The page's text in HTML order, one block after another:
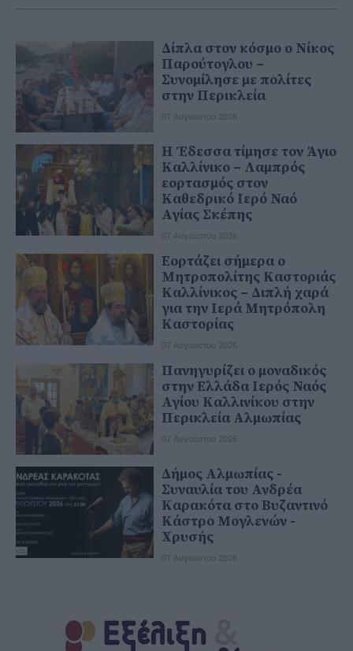
Δίπλα στον κόσμο ο Νίκος
Παρούτογλου –
Συνομίλησε με πολίτες
στην Περικλεία
07 Αυγούστου 2026
Η Έδεσσα τίμησε τον Άγιο
Καλλίνικο – Λαμπρός
εορτασμός στον
Καθεδρικό Ιερό Ναό
Αγίας Σκέπης
07 Αυγούστου 2026
Εορτάζει σήμερα ο
Μητροπολίτης Καστοριάς
Καλλίνικος – Διπλή χαρά
για την Ιερά Μητρόπολη
Καστορίας
07 Αυγούστου 2026
Πανηγυρίζει ο μοναδικός
στην Ελλάδα Ιερός Ναός
Αγίου Καλλινίκου στην
Περικλεία Αλμωπίας
07 Αυγούστου 2026
Δήμος Αλμωπίας -
Συναυλία του Ανδρέα
Καρακότα στο Βυζαντινό
Κάστρο Μογλενών -
Χρυσής
07 Αυγούστου 2026